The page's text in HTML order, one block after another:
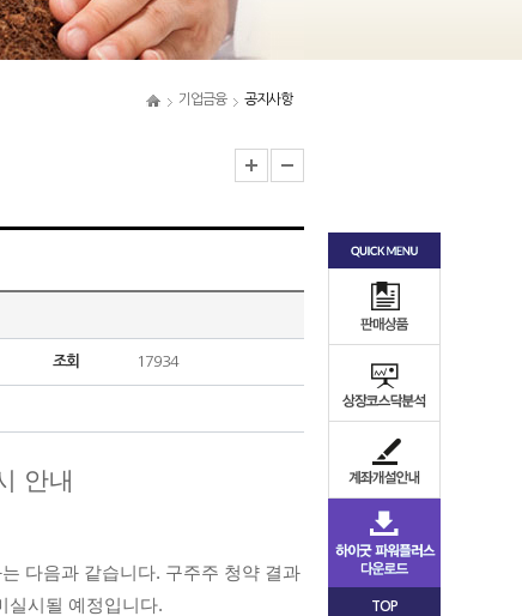
기업금융 공지사항
조회 17934
안내
다음과 같습니다. 구주주 청약 결과
실시될 예정입니다.
TOP